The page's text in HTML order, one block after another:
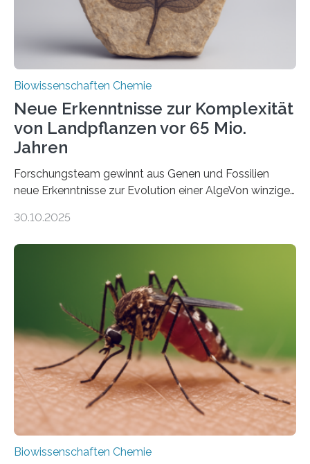
Fachzeitschrift…
Biowissenschaften Chemie
Neue Erkenntnisse zur Komplexität
von Landpflanzen vor 65 Mio.
Jahren
Forschungsteam gewinnt aus Genen und Fossilien
neue Erkenntnisse zur Evolution einer AlgeVon winzigen
Landpflanzen zählen zu den komplexesten
Grünalgen, die vor Hunderten von Millionen Jahren
lebten. Unter den Vorfahren sticht eine Gruppe heraus,
die noch heute in der Natur vorkommt: die
Süßwasseralge Coleochaetophyceae. Einige Arten
dieser Gruppe bilden aus Zellfäden dichte Geflechte
mit scheibenförmiger Gestalt. Was auffällig ist: Die
nächsten…
30.10.2025
Biowissenschaften Chemie